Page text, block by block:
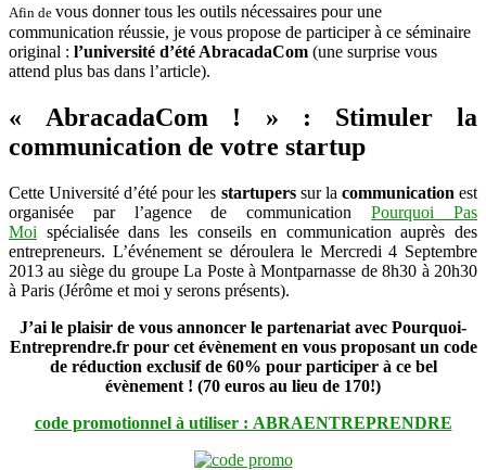
sa
communication
pour
!
Afin de vous donner tous les outils nécessaires pour une
communication réussie, je vous propose de participer à ce séminaire
original : l’université d’été AbracadaCom (une surprise vous
attend plus bas dans l’article).
« AbracadaCom ! » : Stimuler la
communication de votre startup
Cette Université d’été pour les startuperssur la communication est
organisée par l’agence de communicationPourquoi Pas
Moi spécialisée dans les conseils en communication auprès des
entrepreneurs. L’événement se déroulera le Mercredi 4 Septembre
2013 au siège du groupe La Poste à Montparnasse de 8h30 à 20h30
à Paris (Jérôme et moi y serons présents).
J’ai le plaisir de vous annoncer le partenariat avec Pourquoi-
Entreprendre.fr pour cet évènement en vous proposant un code
de réduction exclusif de 60% pour participer à ce bel
évènement ! (70 euros au lieu de 170!)
code promotionnel à utiliser : ABRAENTREPRENDRE